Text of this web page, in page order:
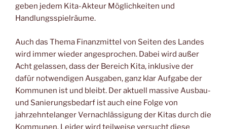
geben jedem Kita-Akteur Möglichkeiten und
Handlungsspielräume.
Auch das Thema Finanzmittel von Seiten des Landes
wird immer wieder angesprochen. Dabei wird außer
Acht gelassen, dass der Bereich Kita, inklusive der
dafür notwendigen Ausgaben, ganz klar Aufgabe der
Kommunen ist und bleibt. Der aktuell massive Ausbau-
und Sanierungsbedarf ist auch eine Folge von
jahrzehntelanger Vernachlässigung der Kitas durch die
Kommunen. Leider wird teilweise versucht diese